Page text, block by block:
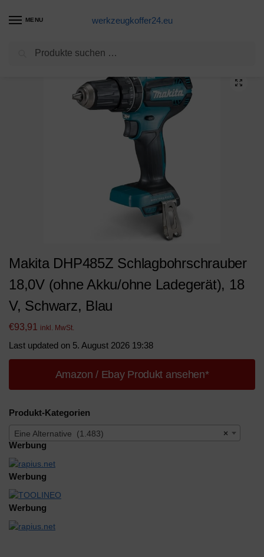
MENU werkzeugkoffer24.eu
Eine Alternative Makita DHP485Z Schlagbohrschrauber 18,0V (ohne Akku/ohne Ladegerät), 18 V, Schwarz, Blau
Makita DHP485Z Schlagbohrschrauber
18,0V (ohne Akku/ohne Ladegerät), 18
V, Schwarz, Blau
€93,91 inkl. MwSt.
Last updated on 5. August 2026 19:38
Amazon / Ebay Produkt ansehen*
Produkt-Kategorien
×
Eine Alternative (1.483)
Werbung
Werbung
Werbung